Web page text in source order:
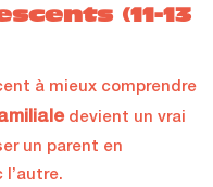
(11-13
à mieux comprendre
devient un vrai
un parent en
l’autre.